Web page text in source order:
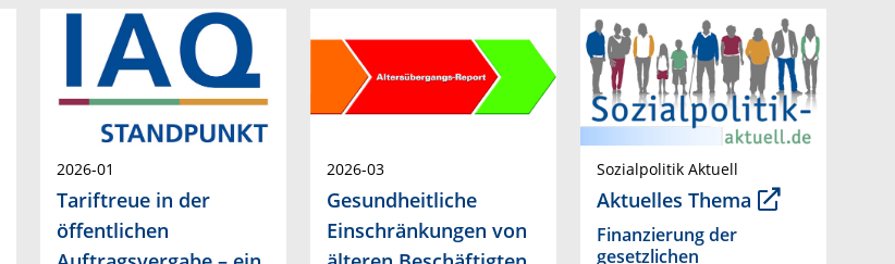
2026-01
Tariftreue in der
öffentlichen
2026-03
Gesundheitliche
Einschränkungen von
Sozialpolitik Aktuell
Aktuelles Thema
Finanzierung der
gesetzlichen